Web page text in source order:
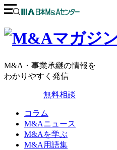
M&A・事業承継の情報を
わかりやすく発信
無料相談
コラム
M&Aニュース
M&Aを学ぶ
M&A用語集